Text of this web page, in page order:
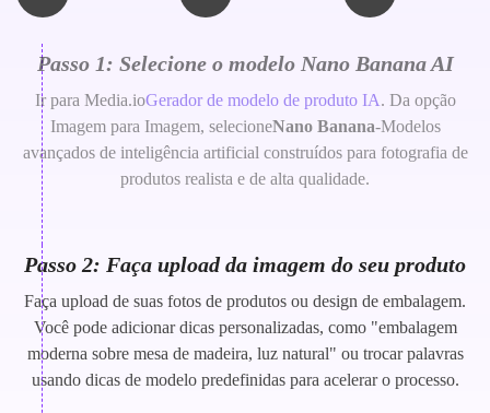
Passo 1: Selecione o modelo Nano Banana AI
Ir para Media.ioGerador de modelo de produto IA. Da opção
Imagem para Imagem, selecioneNano Banana-Modelos
avançados de inteligência artificial construídos para fotografia de
produtos realista e de alta qualidade.
Passo 2: Faça upload da imagem do seu produto
Faça upload de suas fotos de produtos ou design de embalagem.
Você pode adicionar dicas personalizadas, como "embalagem
moderna sobre mesa de madeira, luz natural" ou trocar palavras
usando dicas de modelo predefinidas para acelerar o processo.